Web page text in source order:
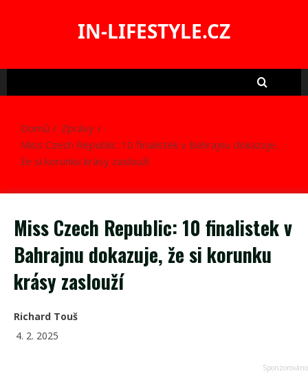
IN-LIFESTYLE.CZ
Domů
Zprávy
Miss Czech Republic: 10 finalistek v Bahrajnu dokazuje,
že si korunku krásy zaslouží
Miss Czech Republic: 10 finalistek v
Bahrajnu dokazuje, že si korunku
krásy zaslouží
Richard Touš
4. 2. 2025